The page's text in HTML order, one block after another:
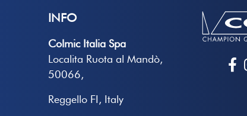
INFO
Colmic Italia Spa
Localita Ruota al Mandò,
50066,
Reggello FI, Italy